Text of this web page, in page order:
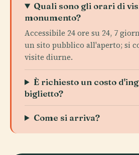
Quali sono gli orari di
monumento?
Accessibile 24 ore su 24, 7
un sito pubblico all'aperto; si
visite diurne.
È richiesto un costo
biglietto?
Come si arriva?